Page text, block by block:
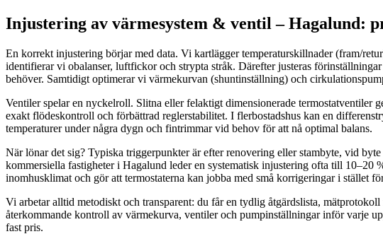
Injustering av värmesystem & ventil – Hagalund:
En korrekt injustering börjar med data. Vi kartlägger temperaturskillnader (fram/
identifierar vi obalanser, luftfickor och strypta stråk. Därefter justeras
behöver. Samtidigt optimerar vi värmekurvan (shuntinställning) och
Ventiler spelar en nyckelroll. Slitna eller felaktigt dimensionerade termostatventiler
exakt flödeskontroll och förbättrad reglerstabilitet. I flerbostadshus kan en
temperaturer under några dygn och fintrimmar vid behov för att nå optimal balans.
När lönar det sig? Typiska triggerpunkter är efter renovering eller stambyte, vid
kommersiella fastigheter i Hagalund leder en systematisk injustering ofta till
inomhusklimat och gör att termostaterna kan jobba med små korrigeringar i stället
Vi arbetar alltid metodiskt och transparent: du får en tydlig åtgärdslista,
återkommande kontroll av värmekurva, ventiler och pumpinställningar inför varje
fast pris.